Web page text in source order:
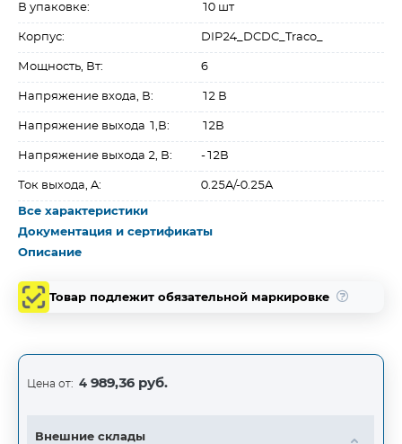
В упаковке: 10 шт
Корпус: DIP24_DCDC_Traco_
Мощность, Вт: 6
Напряжение входа, В: 12 В
Напряжение выхода 1,В: 12В
Напряжение выхода 2, В: -12В
Ток выхода, A: 0.25A/-0.25A
Все характеристики
Документация и сертификаты
Описание
Товар подлежит обязательной маркировке
Цена от: 4 989,36 руб.
Внешние склады